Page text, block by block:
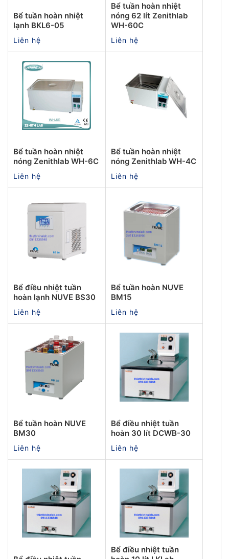
Bể tuần hoàn nhiệt
lạnh BKL6-05
Liên hệ
Bể tuần hoàn nhiệt
nóng 62 lít Zenithlab
WH-60C
Liên hệ
Bể tuần hoàn nhiệt
nóng Zenithlab WH-6C
Liên hệ
Bể tuần hoàn nhiệt
nóng Zenithlab WH-4C
Liên hệ
Bể điều nhiệt tuần
hoàn lạnh NUVE BS30
Liên hệ
Bể tuần hoàn NUVE
BM15
Liên hệ
Bể tuần hoàn NUVE
BM30
Liên hệ
Bể điều nhiệt tuần
hoàn 30 lít DCWB-30
Liên hệ
Bể điều nhiệt tuần